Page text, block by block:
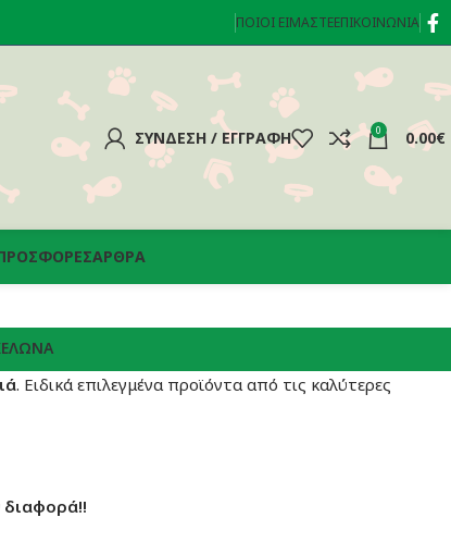
ΠΟΙΟΊ ΕΊΜΑΣΤΕΕΠΙΚΟΙΝΩΝΊΑ
ΣΎΝΔΕΣΗ / ΕΓΓΡΑΦΉ 0 0.00€
ΆΡΘΡΑ
. Ειδικά επιλεγμένα προϊόντα από τις καλύτερες
διαφορά!!